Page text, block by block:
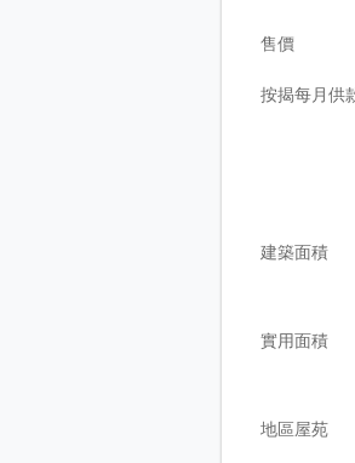
售價
按揭每月供
建築面積
實用面積
地區屋苑